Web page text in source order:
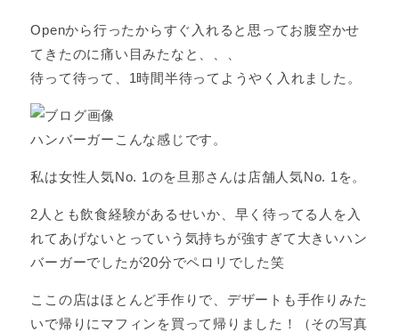
Openから行ったからすぐ入れると思ってお腹空かせ
てきたのに痛い目みたなと、、、
待って待って、1時間半待ってようやく入れました。
ハンバーガーこんな感じです。
私は女性人気No. 1のを旦那さんは店舗人気No. 1を。
2人とも飲食経験があるせいか、早く待ってる人を入
れてあげないとっていう気持ちが強すぎて大きいハン
バーガーでしたが20分でペロリでした笑
ここの店はほとんど手作りで、デザートも手作りみた
いで帰りにマフィンを買って帰りました！（その写真